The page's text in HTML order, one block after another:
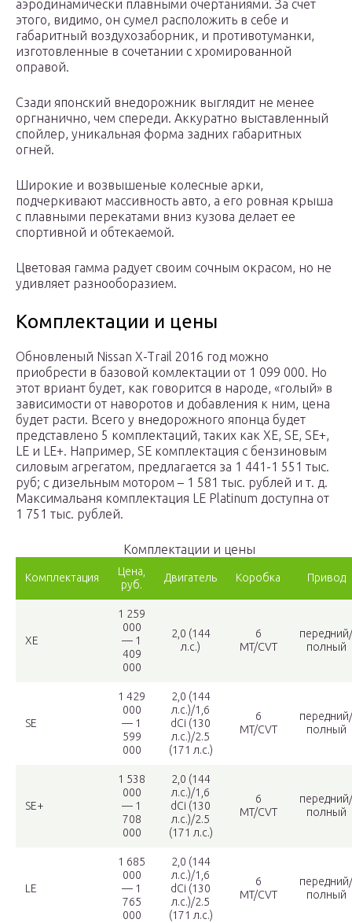
аэродинамически плавными очертаниями. За счет
этого, видимо, он сумел расположить в себе и
габаритный воздухозаборник, и противотуманки,
изготовленные в сочетании с хромированной
оправой.
Сзади японский внедорожник выглядит не менее
оргнанично, чем спереди. Аккуратно выставленный
спойлер, уникальная форма задних габаритных
огней.
Широкие и возвышеные колесные арки,
подчеркивают массивность авто, а его ровная крыша
с плавными перекатами вниз кузова делает ее
спортивной и обтекаемой.
Цветовая гамма радует своим сочным окрасом, но не
удивляет разнооборазием.
Комплектации и цены
Обновленый Nissan X-Trail 2016 год можно
приобрести в базовой комлектации от 1 099 000. Но
этот вриант будет, как говорится в народе, «голый» в
зависимости от наворотов и добавления к ним, цена
будет расти. Всего у внедорожного японца будет
представлено 5 комплектаций, таких как XE, SE, SE+,
LE и LE+. Например, SE комплектация с бензиновым
силовым агрегатом, предлагается за 1 441-1 551 тыс.
руб; с дизельным мотором – 1 581 тыс. рублей и т. д.
Максимальаня комплектация LE Platinum доступна от
1 751 тыс. рублей.
Комплектации и цены
Комплектация
Цена,
руб.
Двигатель Коробка Привод
XE
1 259
000
— 1
409
000
2,0 (144
л.c.)
6
MT/CVT
передний/
полный
SE
1 429
000
— 1
599
000
2,0 (144
л.c.)/1,6
dCi (130
л.c.)/2.5
(171 л.c.)
6
MT/CVT
передний/
полный
SE+
1 538
000
— 1
708
000
2,0 (144
л.c.)/1,6
dCi (130
л.c.)/2.5
(171 л.c.)
6
MT/CVT
передний/
полный
LE
1 685
000
— 1
765
000
2,0 (144
л.c.)/1,6
dCi (130
л.c.)/2.5
(171 л.c.)
6
MT/CVT
передний/
полный